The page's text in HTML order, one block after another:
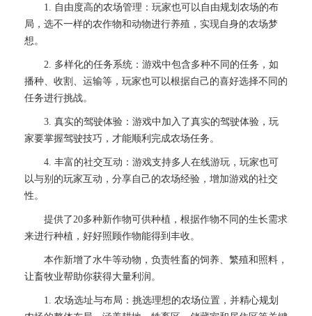
1. 自由度高的农场管理：玩家也可以自由规划农场的布
局，选不一样的农作物和动物进行养殖，实现自身的农场梦
想。
2. 多样化的任务系统：游戏中包含多种不同的任务，如
播种、收割、运输等，玩家也可以根据自己的喜好选择不同的
任务进行挑战。
3. 真实的驾驶体验：游戏中加入了真实的驾驶体验，玩
家要掌握驾驶技巧，才能顺利完成农场任务。
4. 丰富的社交互动：游戏支持多人在线游玩，玩家也可
以与别的玩家互动，分享自己的农场经验，增加游戏的社交
性。
提供了20多种新作物可供种植，根据作物不同的生长需求
来进行种植，好好照顾作物能得到丰收。
本作新增了水牛等动物，负责牲畜的饲养、繁殖和照料，
让畜牧业帮助你获得大量利润。
1. 农场选址与布局：挑选理想的农场位置，并精心规划